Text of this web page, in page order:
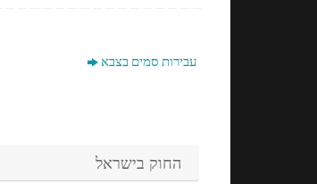
עבירות סמים בצבא
החוק בישראל